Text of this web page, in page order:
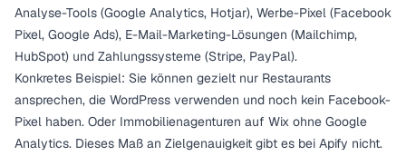
Analyse-Tools (Google Analytics, Hotjar), Werbe-Pixel (Facebook
Pixel, Google Ads), E-Mail-Marketing-Lösungen (Mailchimp,
HubSpot) und Zahlungssysteme (Stripe, PayPal).
Konkretes Beispiel: Sie können gezielt nur Restaurants
ansprechen, die WordPress verwenden und noch kein Facebook-
Pixel haben. Oder Immobilienagenturen auf Wix ohne Google
Analytics. Dieses Maß an Zielgenauigkeit gibt es bei Apify nicht.